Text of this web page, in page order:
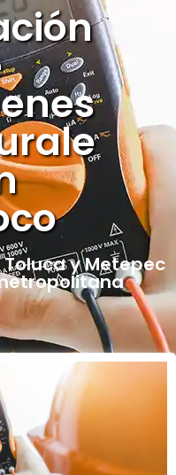
y Metepec